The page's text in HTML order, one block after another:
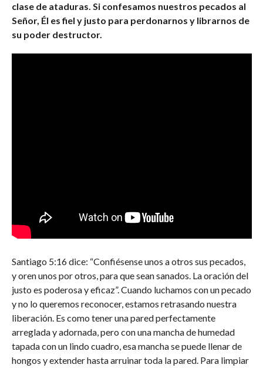
clase de ataduras. Si confesamos nuestros pecados al
Señor, Él es fiel y justo para perdonarnos y librarnos de
su poder destructor.
Santiago 5:16 dice: “Confiésense unos a otros sus pecados,
y oren unos por otros, para que sean sanados. La oración del
justo es poderosa y eficaz”. Cuando luchamos con un pecado
y no lo queremos reconocer, estamos retrasando nuestra
liberación. Es como tener una pared perfectamente
arreglada y adornada, pero con una mancha de humedad
tapada con un lindo cuadro, esa mancha se puede llenar de
hongos y extender hasta arruinar toda la pared. Para limpiar